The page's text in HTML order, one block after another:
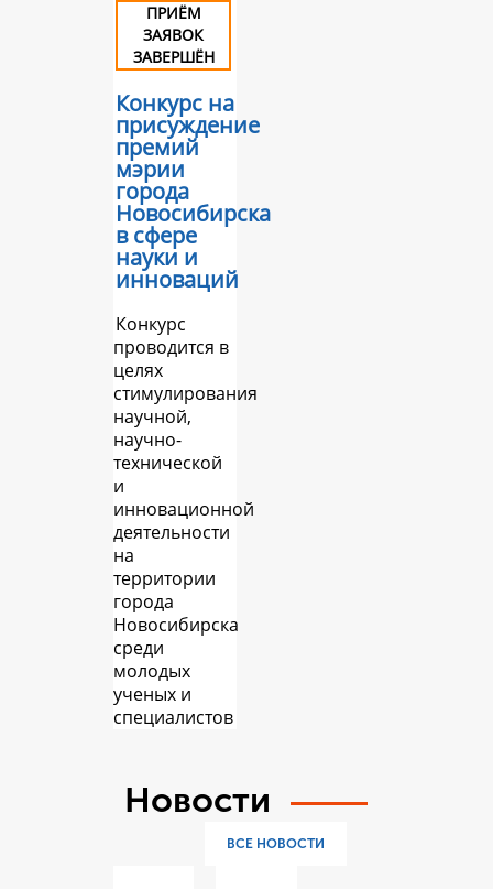
ПРИЁМ
ЗАЯВОК
ЗАВЕРШЁН
Конкурс на
присуждение
премий
мэрии
города
Новосибирска
в сфере
науки и
инноваций
Конкурс
проводится в
целях
стимулирования
научной,
научно-
технической
и
инновационной
деятельности
на
территории
города
Новосибирска
среди
молодых
ученых и
специалистов
Новости
ВСЕ НОВОСТИ